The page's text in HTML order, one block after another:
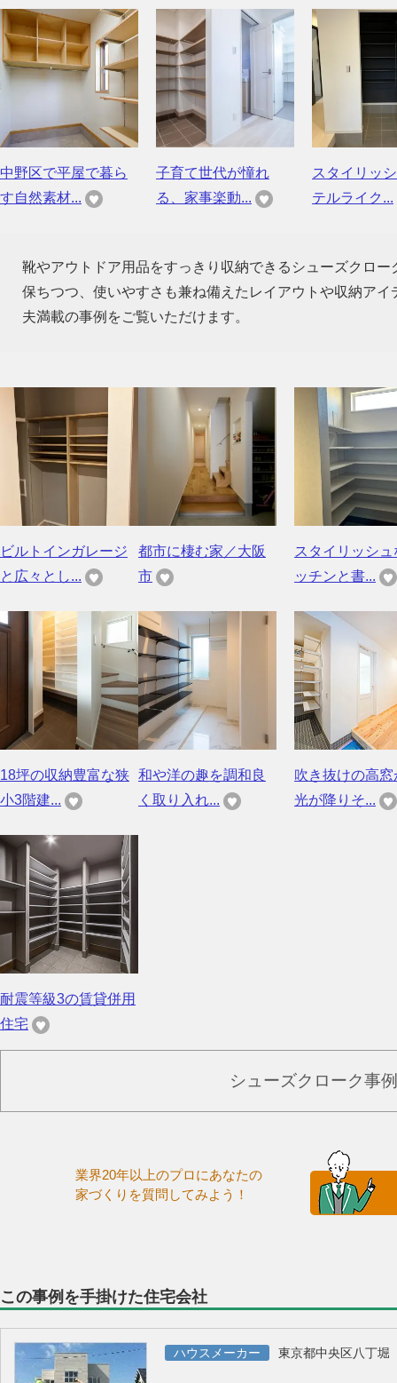
中野区で平屋で暮ら
す自然素材...
子育て世代が憧れ
る、家事楽動...
スタイリッ
テルライク...
靴やアウトドア用品をすっきり収納できるシューズクロ
保ちつつ、使いやすさも兼ね備えたレイアウトや収納ア
夫満載の事例をご覧いただけます。
ビルトインガレージ
と広々とし...
都市に棲む家／大阪
市
スタイリッシュ
ッチンと書...
18坪の収納豊富な狭
小3階建...
和や洋の趣を調和良
く取り入れ...
吹き抜けの高窓
光が降りそ...
耐震等級3の賃貸併用
住宅
シューズクローク事
業界20年以上のプロにあなたの
家づくりを質問してみよう！
この事例を手掛けた住宅会社
ハウスメーカー 東京都中央区八丁堀